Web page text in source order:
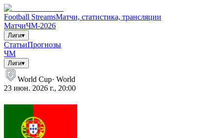
Football StreamsМатчи, статистика, трансляции
МатчиЧМ-2026
Лиги▾
СтатьиПрогнозы
ЧМ
Лиги▾
World Cup· World
23 июн. 2026 г., 20:00